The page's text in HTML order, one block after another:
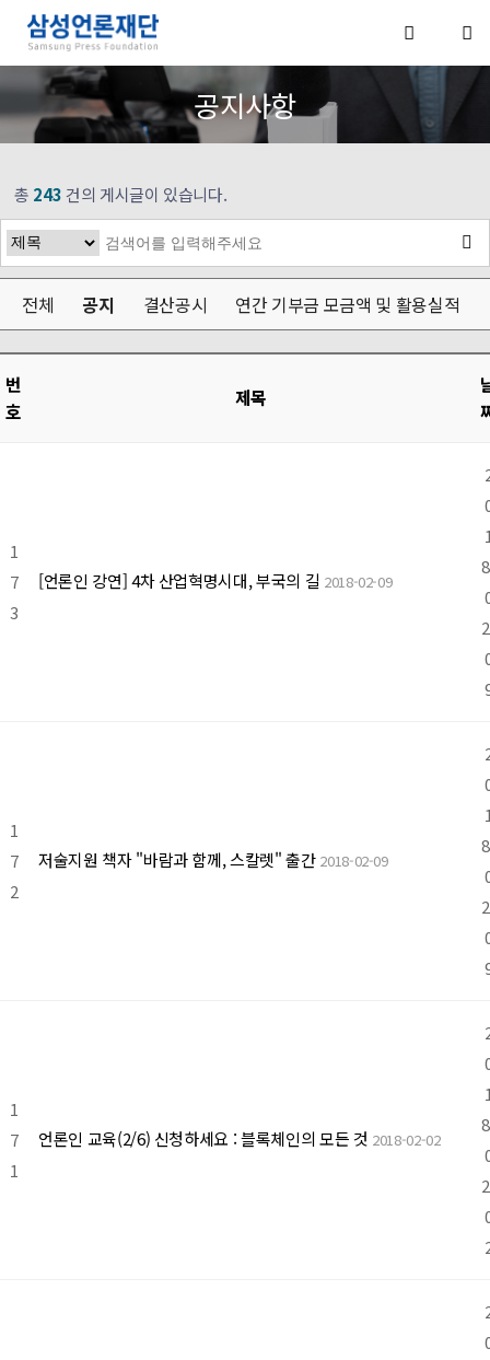
공지사항
총 243건의 게시글이 있습니다.
전체 공지 결산공시 연간 기부금 모금액 및 활용실적
번
호
제목
1
7
3
[언론인 강연] 4차 산업혁명시대, 부국의 길 2018-02-09
1
7
2
저술지원 책자 "바람과 함께, 스칼렛" 출간 2018-02-09
1
7
1
언론인 교육(2/6) 신청하세요 : 블록체인의 모든 것 2018-02-02